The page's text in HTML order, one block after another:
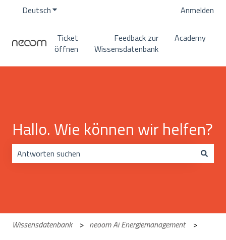
DeutschUntermenü für Übersetzungen anzeigenAnmelden
Ticket
öffnen
Feedback zur
Wissensdatenbank
Academy
Hallo. Wie können wir helfen?
Wissensdatenbank
neoom Ai Energiemanagement